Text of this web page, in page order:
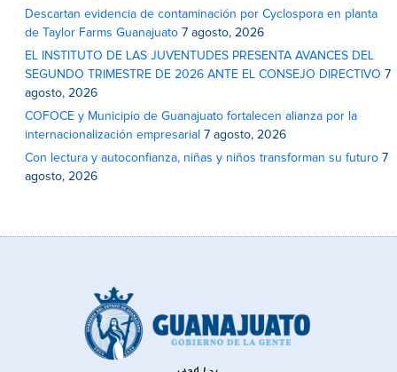
Descartan evidencia de contaminación por Cyclospora en planta
de Taylor Farms Guanajuato 7 agosto, 2026
EL INSTITUTO DE LAS JUVENTUDES PRESENTA AVANCES DEL
SEGUNDO TRIMESTRE DE 2026 ANTE EL CONSEJO DIRECTIVO 7
agosto, 2026
COFOCE y Municipio de Guanajuato fortalecen alianza por la
internacionalización empresarial 7 agosto, 2026
Con lectura y autoconfianza, niñas y niños transforman su futuro 7
agosto, 2026